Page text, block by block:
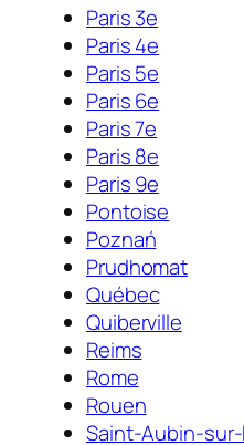
Paris 3e
Paris 4e
Paris 5e
Paris 6e
Paris 7e
Paris 8e
Paris 9e
Pontoise
Poznań
Prudhomat
Québec
Quiberville
Reims
Rome
Rouen
Saint-Aubin-